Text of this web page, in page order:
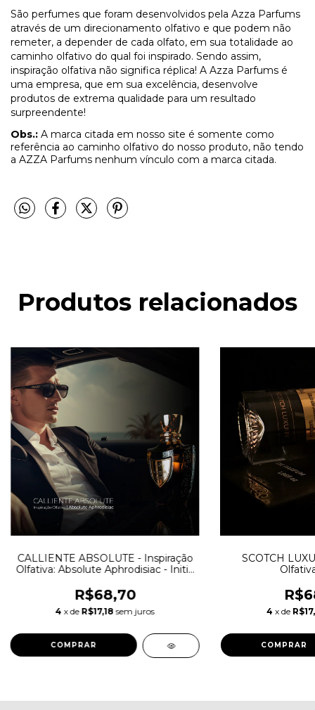
São perfumes que foram desenvolvidos pela Azza Parfums
através de um direcionamento olfativo e que podem não
remeter, a depender de cada olfato, em sua totalidade ao
caminho olfativo do qual foi inspirado. Sendo assim,
inspiração olfativa não significa réplica! A Azza Parfums é
uma empresa, que em sua excelência, desenvolve
produtos de extrema qualidade para um resultado
surpreendente!
Obs.: A marca citada em nosso site é somente como
referência ao caminho olfativo do nosso produto, não tendo
a AZZA Parfums nenhum vínculo com a marca citada.
Produtos relacionados
CALLIENTE ABSOLUTE - Inspiração
Olfativa: Absolute Aphrodisiac - Initio
R$68,70
4 x de R$17,18 sem juros
COMPRAR
SCOTCH
4 x de
COMPRAR